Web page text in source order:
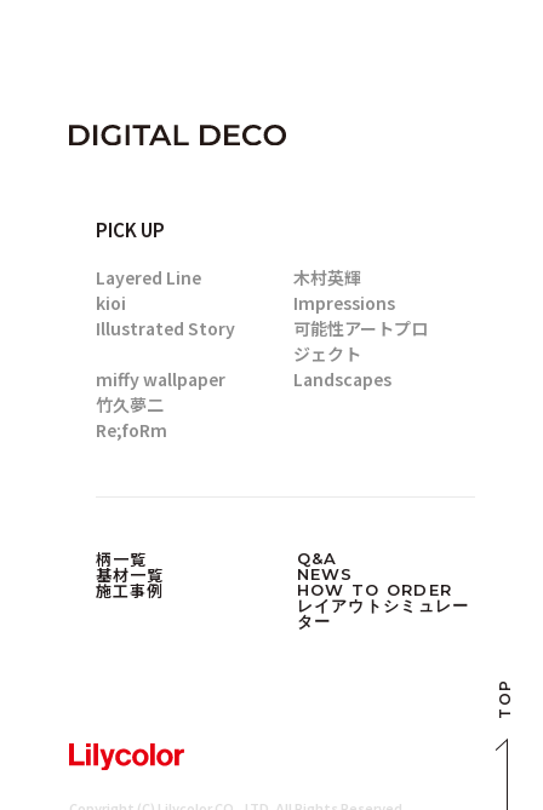
PICK UP
Layered Line
木村英輝
kioi
Impressions
Illustrated Story
可能性アートプロ
ジェクト
miffy wallpaper
Landscapes
竹久夢二
Re;foRm
柄一覧
基材一覧
施工事例
Q&A
NEWS
HOW TO ORDER
レイアウトシミュレー
ター
TOP